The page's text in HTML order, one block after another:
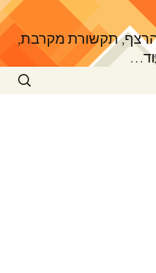
הרצף, תקשורת מקרבת,
חיפוש: